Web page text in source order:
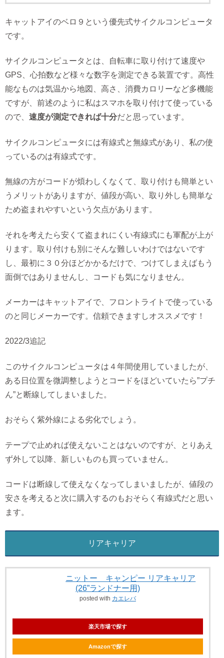
キャットアイのベロ９という優先式サイクルコンピュータ
です。
サイクルコンピュータとは、自転車に取り付けて速度や
GPS、心拍数など様々な数字を測定できる装置です。高性
能なものは気温から地図、高さ、消費カロリーなど多機能
ですが、前述のように私はスマホを取り付けて使っている
ので、 速度が測定できれば十分だと思っています。
サイクルコンピュータには有線式と無線式があり、私の使
っているのは有線式です。
無線の方がコードが煩わしくなくて、取り付けも簡単とい
うメリットがありますが、値段が高い、取り外しも簡単な
ため盗まれやすいという欠点があります。
それを考えたら安くて盗まれにくい有線式にも軍配が上が
ります。取り付けも別にそんな難しいわけではないです
し、最初に３０分ほどかかるだけで、つけてしまえばもう
面倒ではありませんし、コードも気になりません。
メーカーはキャットアイで、フロントライトで使っている
のと同じメーカーです。信頼できますしオススメです！
2022/3追記
このサイクルコンピュータは４年間使用していましたが、
ある日位置を微調整しようとコードをほどいていたら”プチ
ん”と断線してしまいました。
おそらく紫外線による劣化でしょう。
テープで止めれば使えないことはないのですが、とりあえ
ず外して以降、新しいものも買っていません。
コードは断線して使えなくなってしまいましたが、値段の
安さを考えると次に購入するのもおそらく有線式だと思い
ます。
リアキャリア
ニットー キャンピー リアキャリア
(26”ランドナー用)
posted with カエレバ
楽天市場で探す
Amazonで探す